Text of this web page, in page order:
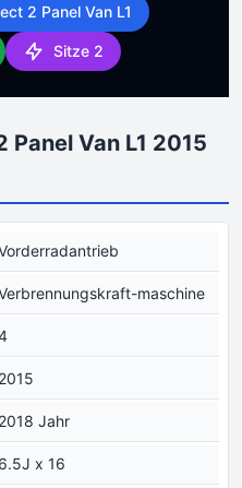
2 Panel Van L1
Sitze 2
Panel Van L1 2015
maschine
2015
2018 Jahr
6.5J x 16